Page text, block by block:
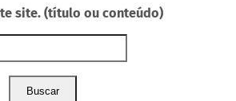
site. (título ou conteúdo)
Buscar